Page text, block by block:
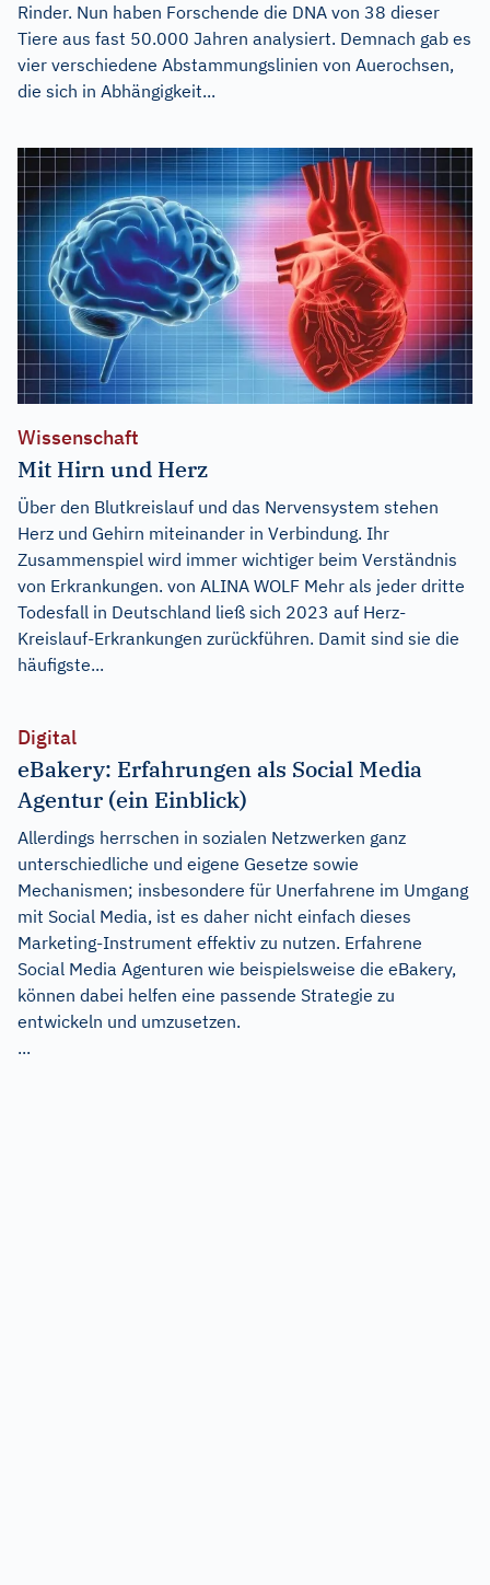
Rinder. Nun haben Forschende die DNA von 38 dieser
Tiere aus fast 50.000 Jahren analysiert. Demnach gab es
vier verschiedene Abstammungslinien von Auerochsen,
die sich in Abhängigkeit...
Wissenschaft
Mit Hirn und Herz
Über den Blutkreislauf und das Nervensystem stehen
Herz und Gehirn miteinander in Verbindung. Ihr
Zusammenspiel wird immer wichtiger beim Verständnis
von Erkrankungen. von ALINA WOLF Mehr als jeder dritte
Todesfall in Deutschland ließ sich 2023 auf Herz-
Kreislauf-Erkrankungen zurückführen. Damit sind sie die
häufigste...
Digital
eBakery: Erfahrungen als Social Media
Agentur (ein Einblick)
Allerdings herrschen in sozialen Netzwerken ganz
unterschiedliche und eigene Gesetze sowie
Mechanismen; insbesondere für Unerfahrene im Umgang
mit Social Media, ist es daher nicht einfach dieses
Marketing-Instrument effektiv zu nutzen. Erfahrene
Social Media Agenturen wie beispielsweise die eBakery,
können dabei helfen eine passende Strategie zu
entwickeln und umzusetzen.
...